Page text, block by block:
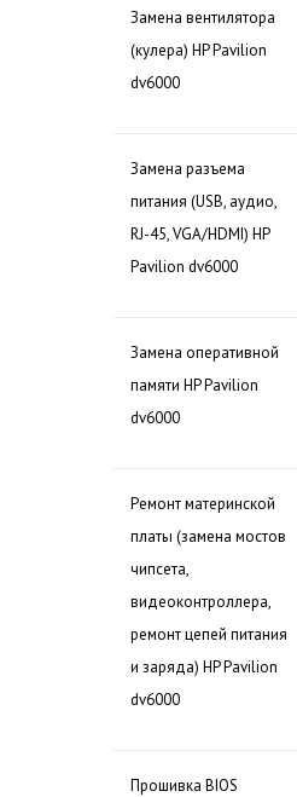
Замена вентилятора
(кулера) HP Pavilion
dv6000
Замена разъема
питания (USB, аудио,
RJ-45, VGA/HDMI) HP
Pavilion dv6000
Замена оперативной
памяти HP Pavilion
dv6000
Ремонт материнской
платы (замена мостов
чипсета,
видеоконтроллера,
ремонт цепей питания
и заряда) HP Pavilion
dv6000
Прошивка BIOS